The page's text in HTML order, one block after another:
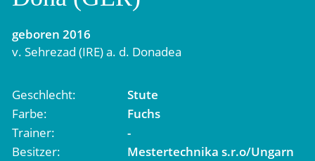
geboren 2016
v. Sehrezad (IRE)a. d. Donadea
Geschlecht
Stute
Farbe
Fuchs
Trainer
-
Besitzer
Mestertechnika s.r.o/Ungarn